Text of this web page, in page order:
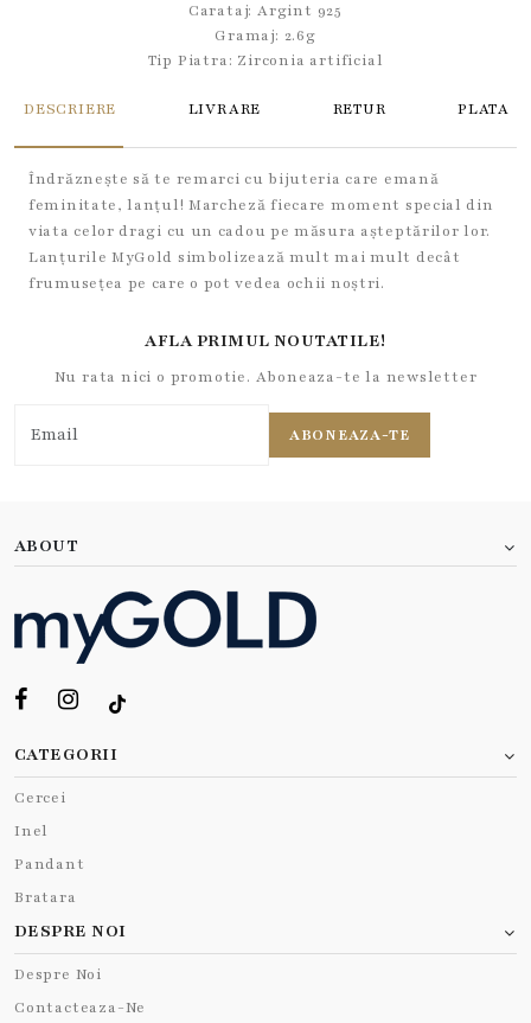
Carataj: Argint 925
Gramaj: 2.6g
Tip Piatra: Zirconia artificial
DESCRIERE LIVRARE RETUR PLATA
Îndrăznește să te remarci cu bijuteria care emană
feminitate, lanțul! Marcheză fiecare moment special din
viata celor dragi cu un cadou pe măsura așteptărilor lor.
Lanțurile MyGold simbolizează mult mai mult decât
frumusețea pe care o pot vedea ochii noștri.
AFLA PRIMUL NOUTATILE!
Nu rata nici o promotie. Aboneaza-te la newsletter
ABONEAZA-TE
ABOUT
CATEGORII
Cercei
Inel
Pandant
Bratara
DESPRE NOI
Despre Noi
Contacteaza-Ne